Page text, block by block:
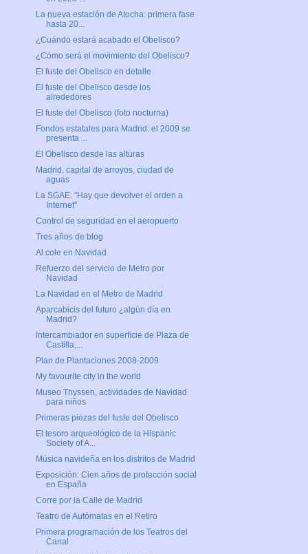
La nueva estación de Atocha: primera fase
hasta 20...
¿Cuándo estará acabado el Obelisco?
¿Cómo será el movimiento del Obelisco?
El fuste del Obelisco en detalle
El fuste del Obelisco desde los
alrededores
El fuste del Obelisco (foto nocturna)
Fondos estatales para Madrid: el 2009 se
presenta ...
El Obelisco desde las alturas
Madrid, capital de arroyos, ciudad de
aguas
La SGAE: "Hay que devolver el orden a
Internet"
Control de seguridad en el aeropuerto
Tres años de blog
Al cole en Navidad
Refuerzo del servicio de Metro por
Navidad
La Navidad en el Metro de Madrid
Aparcabicis del futuro ¿algún día en
Madrid?
Intercambiador en superficie de Plaza de
Castilla,...
Plan de Plantaciones 2008-2009
My favourite city in the world
Museo Thyssen, actividades de Navidad
para niños
Primeras piezas del fuste del Obelisco
El tesoro arqueológico de la Hispanic
Society of A...
Música navideña en los distritos de Madrid
Exposición: Cien años de protección social
en España
Corre por la Calle de Madrid
Teatro de Autómatas en el Retiro
Primera programación de los Teatros del
Canal